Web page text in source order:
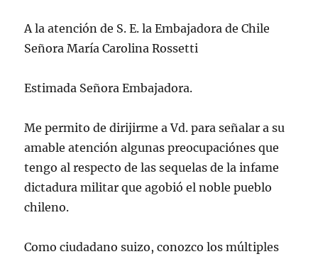
A la atención de S. E. la Embajadora de Chile
Señora María Carolina Rossetti
Estimada Señora Embajadora.
Me permito de dirijirme a Vd. para señalar a su
amable atención algunas preocupaciónes que
tengo al respecto de las sequelas de la infame
dictadura militar que agobió el noble pueblo
chileno.
Como ciudadano suizo, conozco los múltiples